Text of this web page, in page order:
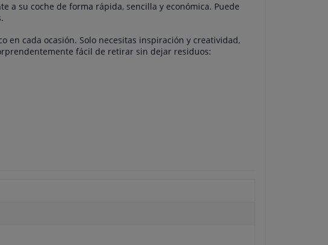
su coche de forma rápida, sencilla y económica. Puede
en cada ocasión. Solo necesitas inspiración y creatividad,
fácil de retirar sin dejar residuos: